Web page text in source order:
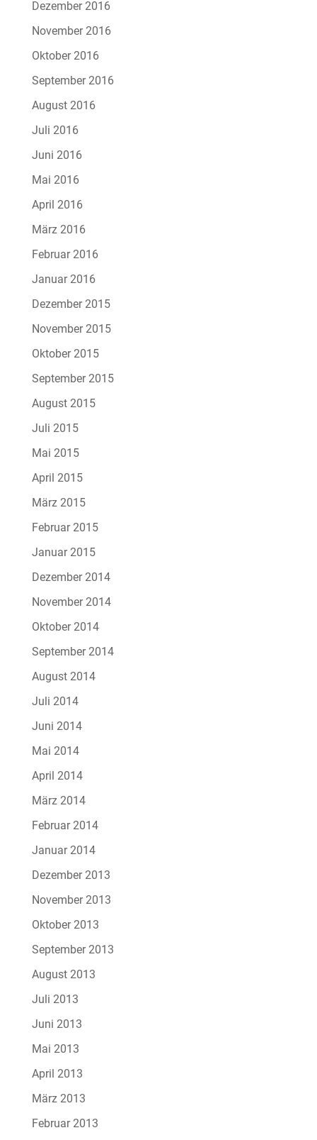
Dezember 2016
November 2016
Oktober 2016
September 2016
August 2016
Juli 2016
Juni 2016
Mai 2016
April 2016
März 2016
Februar 2016
Januar 2016
Dezember 2015
November 2015
Oktober 2015
September 2015
August 2015
Juli 2015
Mai 2015
April 2015
März 2015
Februar 2015
Januar 2015
Dezember 2014
November 2014
Oktober 2014
September 2014
August 2014
Juli 2014
Juni 2014
Mai 2014
April 2014
März 2014
Februar 2014
Januar 2014
Dezember 2013
November 2013
Oktober 2013
September 2013
August 2013
Juli 2013
Juni 2013
Mai 2013
April 2013
März 2013
Februar 2013